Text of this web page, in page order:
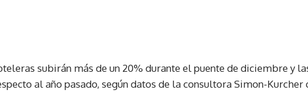
subirán más de un 20% durante el puente de diciembre y
al año pasado, según datos de la consultora Simon-Kurcher